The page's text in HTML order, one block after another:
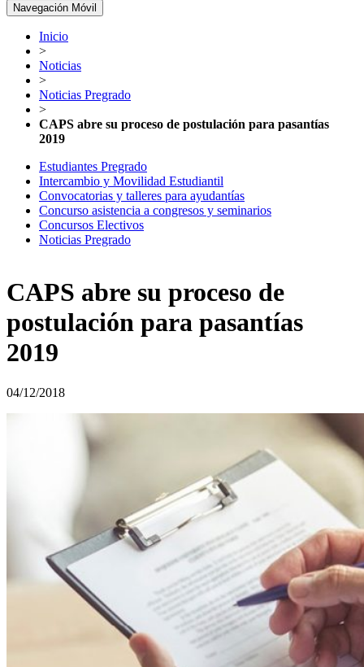
Navegación Móvil
Inicio
>
Noticias
>
Noticias Pregrado
>
CAPS abre su proceso de postulación para pasantías
2019
Estudiantes Pregrado
Intercambio y Movilidad Estudiantil
Convocatorias y talleres para ayudantías
Concurso asistencia a congresos y seminarios
Concursos Electivos
Noticias Pregrado
CAPS abre su proceso de
postulación para pasantías
2019
04/12/2018